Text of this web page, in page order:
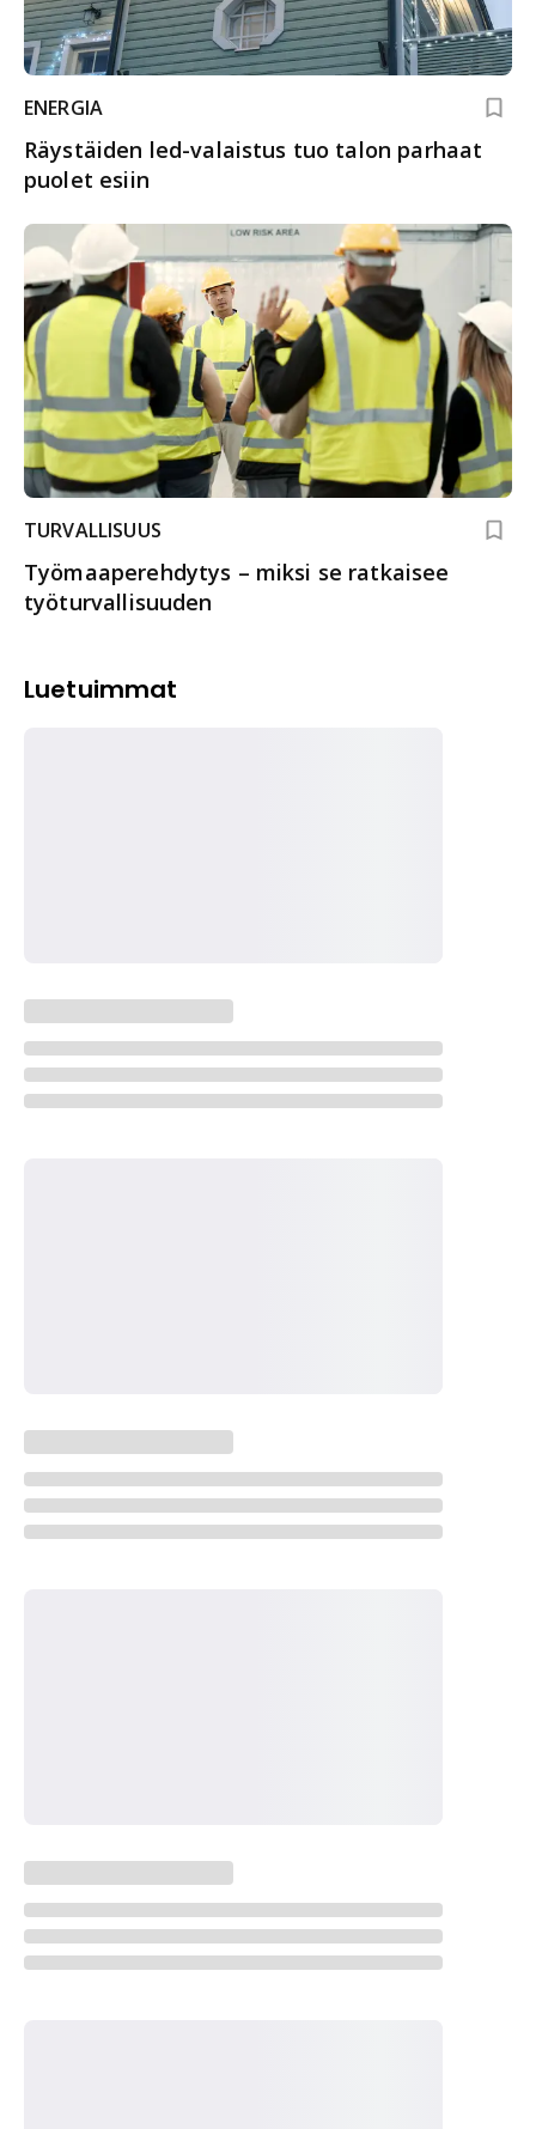
ENERGIA
Räystäiden led-valaistus tuo talon parhaat
puolet esiin
TURVALLISUUS
Työmaaperehdytys – miksi se ratkaisee
työturvallisuuden
Luetuimmat